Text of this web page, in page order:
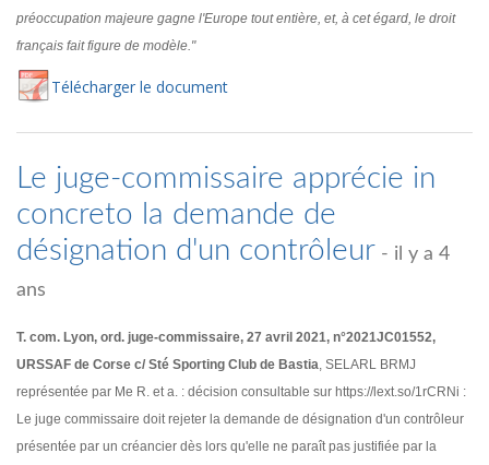
préoccupation majeure gagne l'Europe tout entière, et, à cet égard, le droit
français fait figure de modèle."
Télécharger le document
Le juge-commissaire apprécie in
concreto la demande de
désignation d'un contrôleur - il y a 4
ans
T. com. Lyon, ord. juge-commissaire, 27 avril 2021, n°2021JC01552,
URSSAF de Corse c/ Sté Sporting Club de Bastia, SELARL BRMJ
représentée par Me R. et a. : décision consultable sur https://lext.so/1rCRNi :
Le juge commissaire doit rejeter la demande de désignation d'un contrôleur
présentée par un créancier dès lors qu'elle ne paraît pas justifiée par la